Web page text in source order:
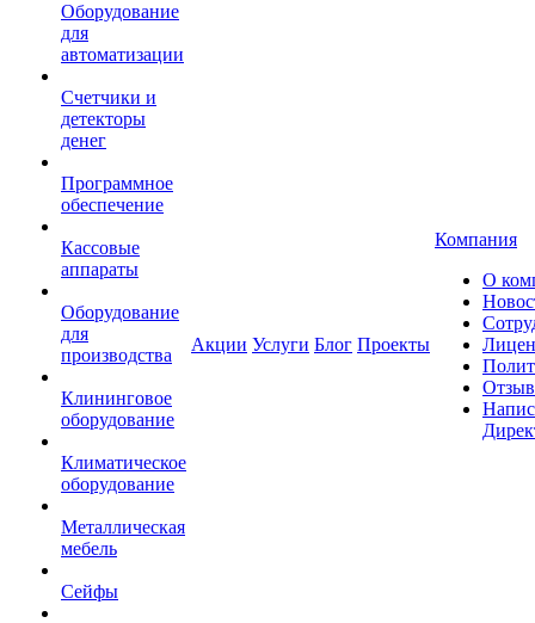
Оборудование
для
автоматизации
Счетчики и
детекторы
денег
Программное
обеспечение
Кассовые
аппараты
Оборудование
для
производства
Клининговое
оборудование
Климатическое
оборудование
Металлическая
мебель
Сейфы
Акции Услуги Блог Проекты
Компания
О